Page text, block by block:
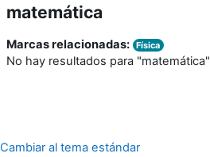
matemática
Marcas relacionadas: Física
No hay resultados para "matemática"
Cambiar al tema estándar